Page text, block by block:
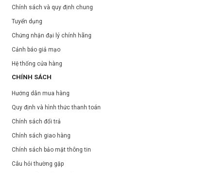
Hướng dẫn sử dụng:
Sau khi rửa mặt và dùng toner, lấy một mặt nạ cho lên da.
da.
Khuyến khích sử dụng vào buổi tối và nhớ thoa kem chống nắng
vào ban ngày
Chính sách và quy định chung
Tuyển dụng
Chứng nhận đại lý chính hãng
Cảnh báo giả mạo
Hệ thống cửa hàng
CHÍNH SÁCH
Hướng dẫn mua hàng
Quy định và hình thức thanh toán
Chính sách đổi trả
Chính sách giao hàng
Chính sách bảo mật thông tin
Câu hỏi thường gặp